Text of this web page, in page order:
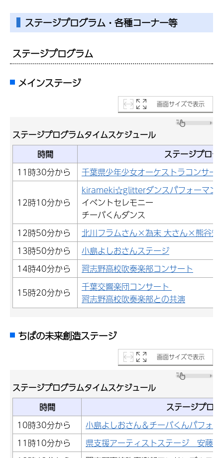
ステージプログラム・各種コーナー等
ステージプログラム
メインステージ
画面サイズで表示
ステージプログラムタイムスケジュール
時間
ステージプログ
11時30分から
千葉県少年少女オーケストラコンサー
12時10分から
kirameki☆glitterダンスパフォーマン
イベントセレモニー
チーバくんダンス
12時50分から
北川フラムさん×為末 大さん×熊谷知
13時50分から
小島よしおさんステージ
14時40分から
習志野高校吹奏楽部コンサート
15時20分から
千葉交響楽団コンサート
習志野高校吹奏楽部との共演
ちばの未来創造ステージ
画面サイズで表示
ステージプログラムタイムスケジュール
時間
ステージプロ
10時30分から
小島よしおさん＆チーバくんパフォ
11時10分から
県支援アーティストステージ 安藤